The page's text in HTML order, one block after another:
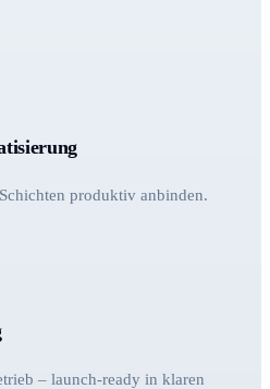
produktiv anbinden.
– launch-ready in klaren